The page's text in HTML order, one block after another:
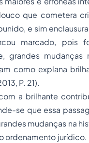
que cometera
e sim
marcado, pois
grandes mudanças
como explana
P. 21).
a brilhante
se que essa
mudanças na
ordenamento